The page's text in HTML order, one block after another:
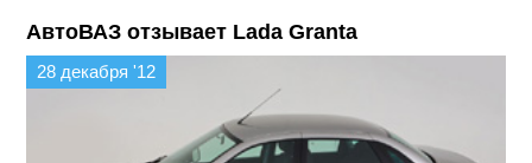
АвтоВАЗ отзывает Lada Granta
28 декабря '12